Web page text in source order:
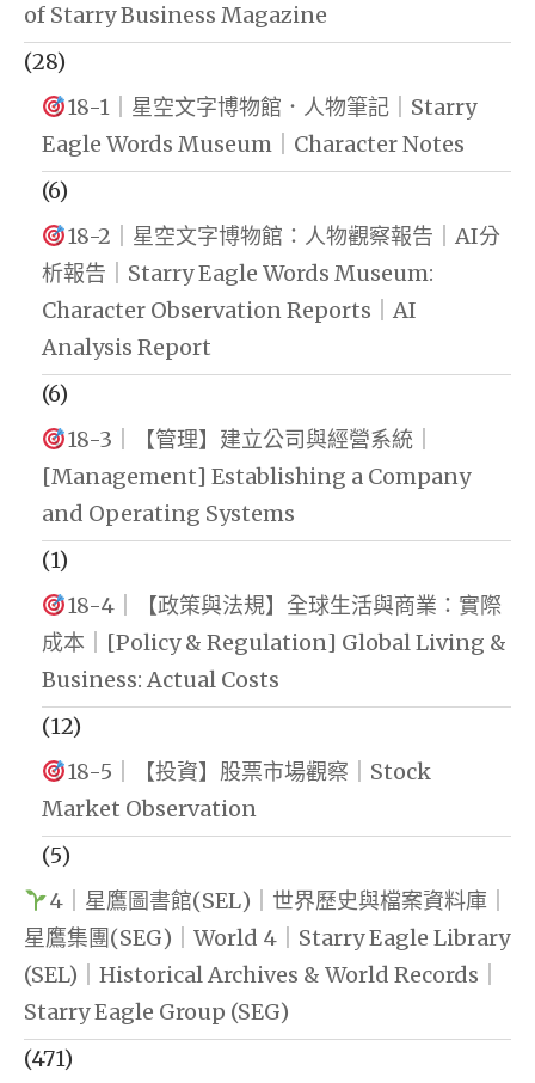
of Starry Business Magazine
(28)
18-1｜星空文字博物館．人物筆記｜Starry
Eagle Words Museum｜Character Notes
(6)
18-2｜星空文字博物館：人物觀察報告｜AI分
析報告｜Starry Eagle Words Museum:
Character Observation Reports｜AI
Analysis Report
(6)
18-3｜【管理】建立公司與經營系統｜
[Management] Establishing a Company
and Operating Systems
(1)
18-4｜【政策與法規】全球生活與商業：實際
成本｜[Policy & Regulation] Global Living &
Business: Actual Costs
(12)
18-5｜【投資】股票市場觀察｜Stock
Market Observation
(5)
4｜星鷹圖書館(SEL)｜世界歷史與檔案資料庫｜
星鷹集團(SEG)｜World 4｜Starry Eagle Library
(SEL)｜Historical Archives & World Records｜
Starry Eagle Group (SEG)
(471)